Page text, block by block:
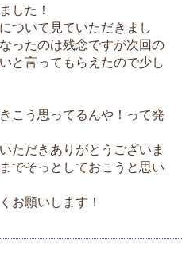
した！
ついて見ていただきまし
ったのは残念ですが次回の
と言ってもらえたので少し
こう思ってるんや！って発
ただきありがとうございま
でそっとしておこうと思い
お願いします！